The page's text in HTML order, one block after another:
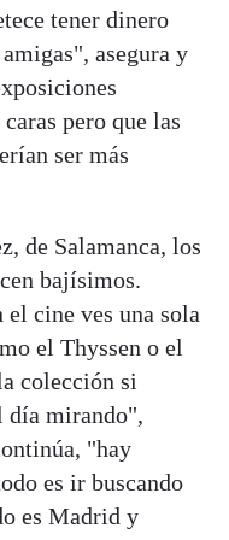
tener dinero
asegura y
pero que las
ser más
de Salamanca, los
bajísimos.
cine ves una sola
el Thyssen o el
colección si
día mirando",
"hay
es ir buscando
es Madrid y